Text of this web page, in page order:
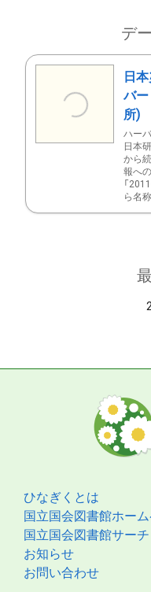
デ
日
バ
所)
ハー
日本
から
報へ
「
ら名
ひなぎくとは
国立国会図書館ホー
国立国会図書館サーチ
お知らせ
お問い合わせ